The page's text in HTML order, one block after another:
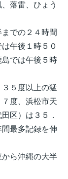
落雷、ひょう
での２４時間
午後１時５０
では午後５時
５度以上の猛
度、浜松市天
区）は３５．
最多記録を伸
ら沖縄の大半